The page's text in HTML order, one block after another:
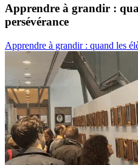
Apprendre à grandir :
persévérance
Apprendre à grandir : quand les